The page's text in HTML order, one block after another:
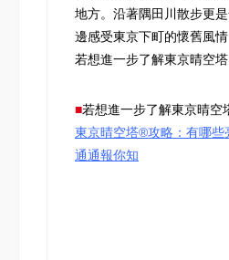
地方。沿著隅田川散步更
邊感受東京下町的懷舊風情
若想進一步了解東京晴空塔
■若想進一步了解東京晴空
東京晴空塔®攻略：有哪些
通通報你知